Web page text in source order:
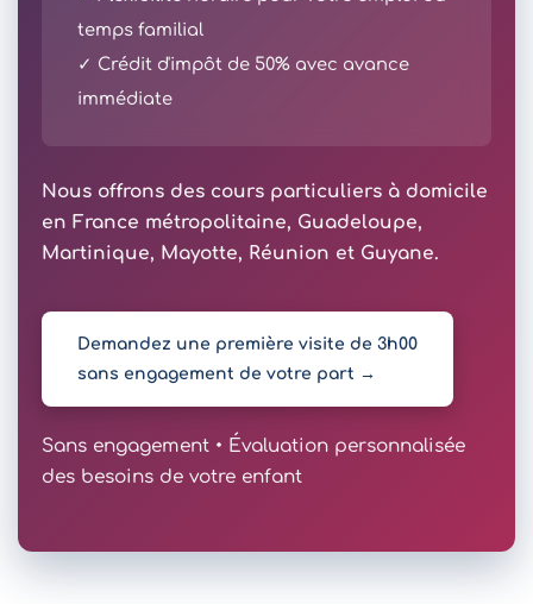
temps familial
✓ Crédit d'impôt de 50% avec avance
immédiate
Nous offrons des cours particuliers à domicile
en France métropolitaine, Guadeloupe,
Martinique, Mayotte, Réunion et Guyane.
Demandez une première visite de 3h00
sans engagement de votre part →
Sans engagement • Évaluation personnalisée
des besoins de votre enfant